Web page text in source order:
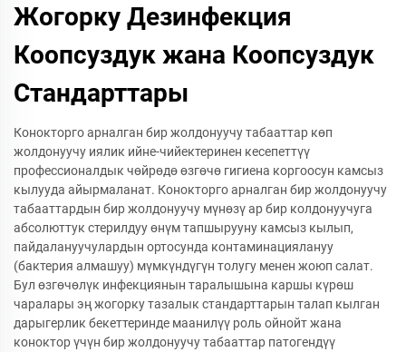
Жогорку Дезинфекция
Коопсуздук жана Коопсуздук
Стандарттары
Конокторго арналган бир жолдонуучу табааттар көп
жолдонуучу иялик ийне-чийектеринен кесепеттүү
профессионалдык чөйрөдө өзгөчө гигиена коргоосун камсыз
кылууда айырмаланат. Конокторго арналган бир жолдонуучу
табааттардын бир жолдонуучу мүнөзү ар бир колдонуучуга
абсолюттук стерилдуу өнүм тапшырууну камсыз кылып,
пайдалануучулардын ортосунда контаминациялануу
(бактерия алмашуу) мүмкүндүгүн толугу менен жоюп салат.
Бул өзгөчөлүк инфекциянын таралышына каршы күрөш
чаралары эң жогорку тазалык стандарттарын талап кылган
дарыгерлик бекеттеринде маанилүү роль ойнойт жана
коноктор үчүн бир жолдонуучу табааттар патогендүү